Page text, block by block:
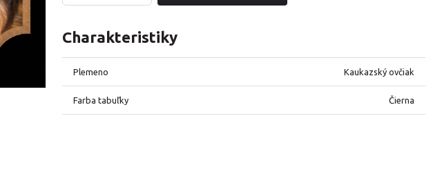
Charakteristiky
Plemeno Kaukazský ovčiak
Farba tabuľky Čierna